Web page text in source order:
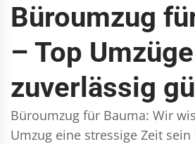
Büroumzug
– Top
zuverlässig
Büroumzug für Bauma: Wir
Umzug eine stressige Zeit sein